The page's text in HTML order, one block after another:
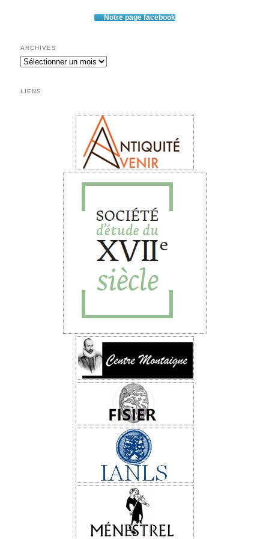
Notre page facebook
ARCHIVES
Archives
LIENS